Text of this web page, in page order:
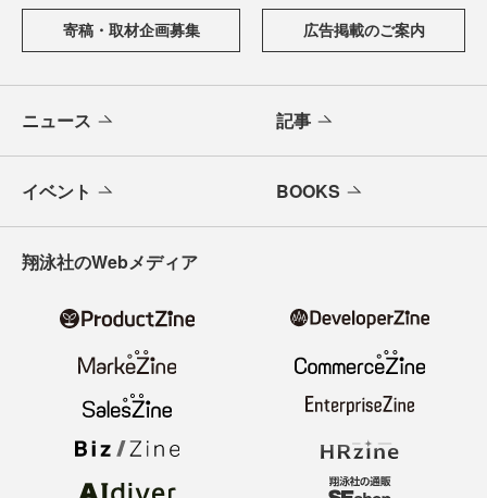
寄稿・取材企画募集 広告掲載のご案内
ニュース 記事
イベント BOOKS
翔泳社のWebメディア